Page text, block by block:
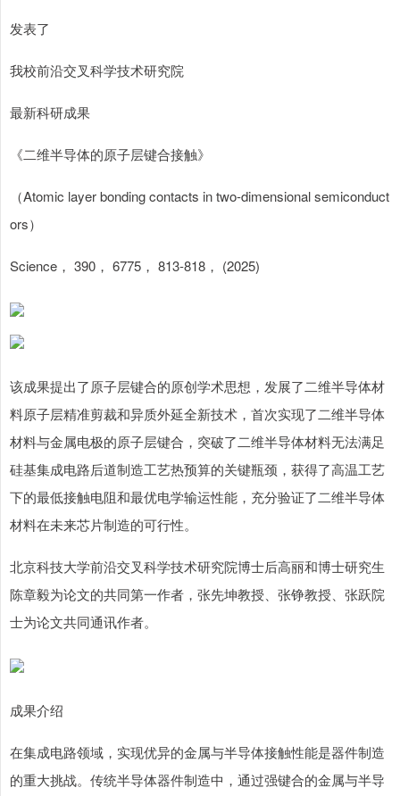
发表了
我校前沿交叉科学技术研究院
最新科研成果
《二维半导体的原子层键合接触》
（Atomic layer bonding contacts in two-dimensional semiconduct
ors）
Science， 390， 6775， 813-818， (2025)
该成果提出了原子层键合的原创学术思想，发展了二维半导体材
料原子层精准剪裁和异质外延全新技术，首次实现了二维半导体
材料与金属电极的原子层键合，突破了二维半导体材料无法满足
硅基集成电路后道制造工艺热预算的关键瓶颈，获得了高温工艺
下的最低接触电阻和最优电学输运性能，充分验证了二维半导体
材料在未来芯片制造的可行性。
北京科技大学前沿交叉科学技术研究院博士后高丽和博士研究生
陈章毅为论文的共同第一作者，张先坤教授、张铮教授、张跃院
士为论文共同通讯作者。
成果介绍
在集成电路领域，实现优异的金属与半导体接触性能是器件制造
的重大挑战。传统半导体器件制造中，通过强键合的金属与半导